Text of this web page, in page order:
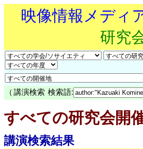
映像情報メディ
研究
（ 講演検索 検索語:
すべての研究会開
講演検索結果